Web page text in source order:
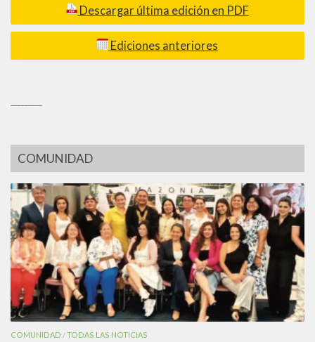
Descargar última edición en PDF
Ediciones anteriores
COMUNIDAD
COMUNIDAD /TODAS LAS NOTICIAS